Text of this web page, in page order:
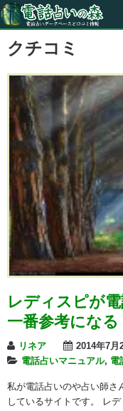
クチコミ
レディスピが
一番参考にな
リネア
2014年7月
電話占いマニュアル, 電
私が電話占いのや占い師さ
しているサイトです。 レ